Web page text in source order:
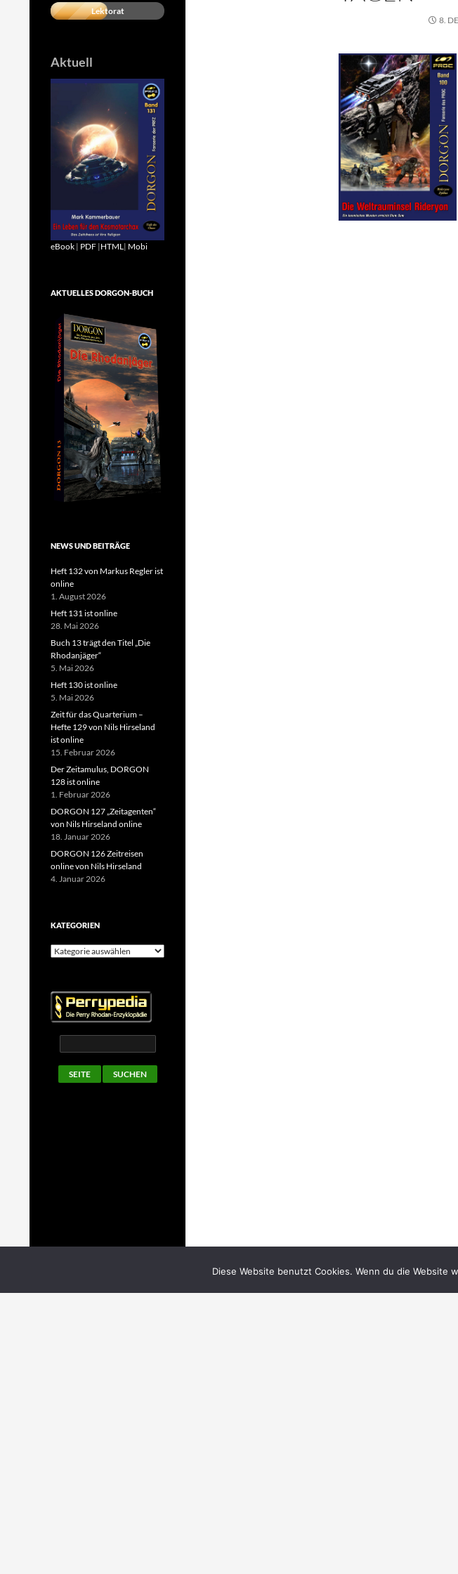
8.
Lektorat
Aktuell
eBook | PDF |HTML | Mobi
AKTUELLES DORGON-BUCH
NEWS UND BEITRÄGE
Heft 132 von Markus Regler ist
online
1. August 2026
Heft 131 ist online
28. Mai 2026
Buch 13 trägt den Titel „Die
Rhodanjäger“
5. Mai 2026
Heft 130 ist online
5. Mai 2026
Zeit für das Quarterium –
Hefte 129 von Nils Hirseland
ist online
15. Februar 2026
Der Zeitamulus, DORGON
128 ist online
1. Februar 2026
DORGON 127 „Zeitagenten“
von Nils Hirseland online
18. Januar 2026
DORGON 126 Zeitreisen
online von Nils Hirseland
4. Januar 2026
KATEGORIEN
Kategorien
Diese Website benutzt Cookies. Wenn du die